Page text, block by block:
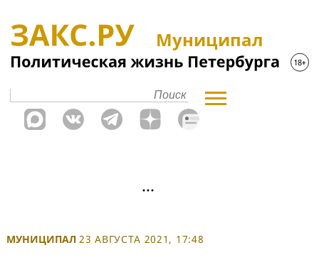
Муниципал
МУНИЦИПАЛ 23 АВГУСТА 2021, 17:48